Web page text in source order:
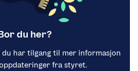
du her?
du har tilgang til mer informasjon
fra styret.